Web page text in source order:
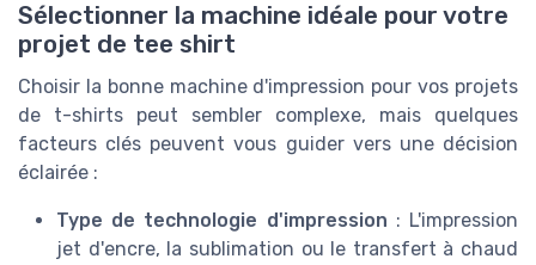
Sélectionner la machine idéale pour votre
projet de tee shirt
Choisir la bonne machine d'impression pour vos projets
de t-shirts peut sembler complexe, mais quelques
facteurs clés peuvent vous guider vers une décision
éclairée :
Type de technologie d'impression : L'impression
jet d'encre, la sublimation ou le transfert à chaud